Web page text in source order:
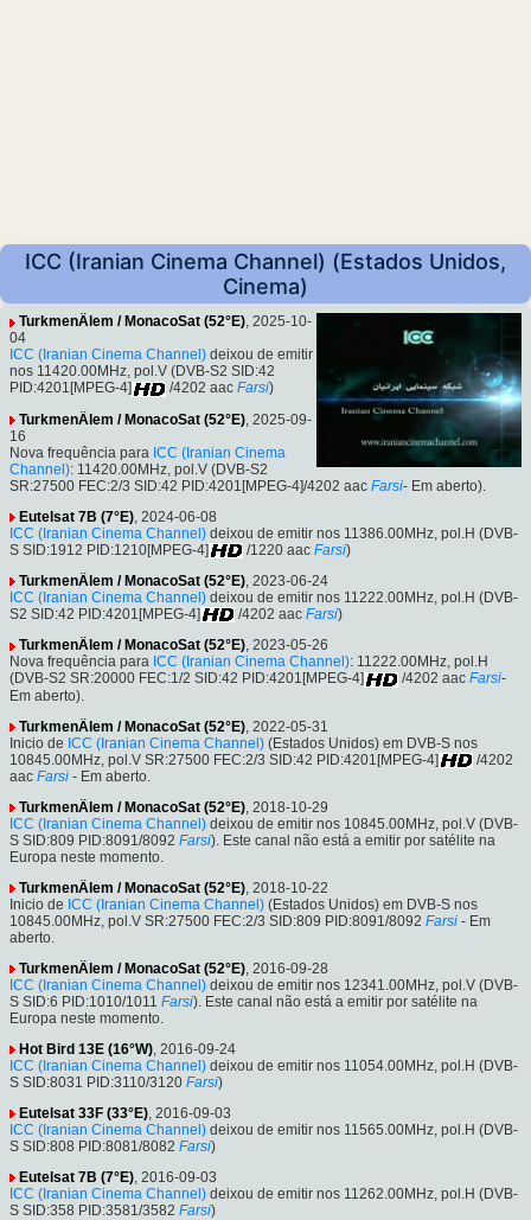
ICC (Iranian Cinema Channel) (Estados Unidos,
Cinema)
TurkmenÄlem / MonacoSat (52°E), 2025-10-
04
ICC (Iranian Cinema Channel) deixou de emitir
nos 11420.00MHz, pol.V (DVB-S2 SID:42
PID:4201[MPEG-4]
/4202 aac Farsi)
TurkmenÄlem / MonacoSat (52°E) , 2025-09-
16
Nova frequência para ICC (Iranian Cinema
Channel): 11420.00MHz, pol.V (DVB-S2
SR:27500 FEC:2/3 SID:42 PID:4201[MPEG-4]/4202 aac Farsi- Em aberto).
Eutelsat 7B (7°E) , 2024-06-08
ICC (Iranian Cinema Channel) deixou de emitir nos 11386.00MHz, pol.H (DVB-
S SID:1912 PID:1210[MPEG-4]
/1220 aac Farsi)
TurkmenÄlem / MonacoSat (52°E), 2023-06-24
ICC (Iranian Cinema Channel) deixou de emitir nos 11222.00MHz, pol.H (DVB-
S2 SID:42 PID:4201[MPEG-4]
/4202 aac Farsi)
TurkmenÄlem / MonacoSat (52°E), 2023-05-26
Nova frequência para ICC (Iranian Cinema Channel): 11222.00MHz, pol.H
(DVB-S2 SR:20000 FEC:1/2 SID:42 PID:4201[MPEG-4]
/4202 aac Farsi-
Em aberto).
TurkmenÄlem / MonacoSat (52°E) , 2022-05-31
Inicio de ICC (Iranian Cinema Channel) (Estados Unidos) em DVB-S nos
10845.00MHz, pol.V SR:27500 FEC:2/3 SID:42 PID:4201[MPEG-4]
/4202
aac Farsi - Em aberto.
TurkmenÄlem / MonacoSat (52°E), 2018-10-29
ICC (Iranian Cinema Channel) deixou de emitir nos 10845.00MHz, pol.V (DVB-
S SID:809 PID:8091/8092 Farsi). Este canal não está a emitir por satélite na
Europa neste momento.
TurkmenÄlem / MonacoSat (52°E), 2018-10-22
Inicio de ICC (Iranian Cinema Channel) (Estados Unidos) em DVB-S nos
10845.00MHz, pol.V SR:27500 FEC:2/3 SID:809 PID:8091/8092 Farsi - Em
aberto.
TurkmenÄlem / MonacoSat (52°E), 2016-09-28
ICC (Iranian Cinema Channel) deixou de emitir nos 12341.00MHz, pol.V (DVB-
S SID:6 PID:1010/1011 Farsi). Este canal não está a emitir por satélite na
Europa neste momento.
Hot Bird 13E (16°W), 2016-09-24
ICC (Iranian Cinema Channel) deixou de emitir nos 11054.00MHz, pol.H (DVB-
S SID:8031 PID:3110/3120 Farsi)
Eutelsat 33F (33°E), 2016-09-03
ICC (Iranian Cinema Channel) deixou de emitir nos 11565.00MHz, pol.H (DVB-
S SID:808 PID:8081/8082 Farsi)
Eutelsat 7B (7°E), 2016-09-03
ICC (Iranian Cinema Channel) deixou de emitir nos 11262.00MHz, pol.H (DVB-
S SID:358 PID:3581/3582 Farsi)